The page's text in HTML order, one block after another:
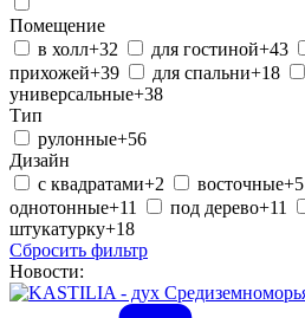
Помещение
в холл+32 для гостиной+43
прихожей+39 для спальни+18
универсальные+38
Тип
рулонные+56
Дизайн
c квадратами+2 восточные+5
однотонные+11 под дерево+11
штукатурку+18
Сбросить фильтр
Новости: